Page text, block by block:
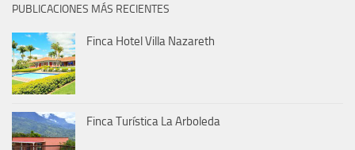
PUBLICACIONES MÁS RECIENTES
Finca Hotel Villa Nazareth
Finca Turística La Arboleda